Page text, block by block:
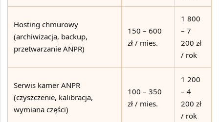
Hosting chmurowy
(archiwizacja, backup,
przetwarzanie ANPR)
150 – 600
zł / mies.
1 800
– 7
200 zł
/ rok
Serwis kamer ANPR
(czyszczenie, kalibracja,
wymiana części)
100 – 350
zł / mies.
1 200
– 4
200 zł
/ rok